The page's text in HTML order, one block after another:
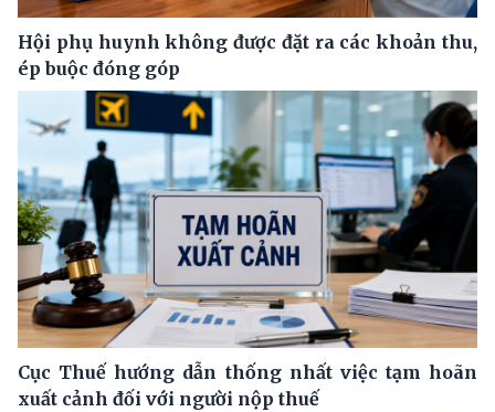
Hội phụ huynh không được đặt ra các khoản thu,
ép buộc đóng góp
Cục Thuế hướng dẫn thống nhất việc tạm hoãn
xuất cảnh đối với người nộp thuế